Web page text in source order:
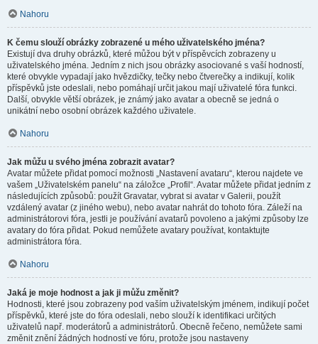
Nahoru
K čemu slouží obrázky zobrazené u mého uživatelského jména?
Existují dva druhy obrázků, které můžou být v příspěvcích zobrazeny u
uživatelského jména. Jedním z nich jsou obrázky asociované s vaší hodností,
které obvykle vypadají jako hvězdičky, tečky nebo čtverečky a indikují, kolik
příspěvků jste odeslali, nebo pomáhají určit jakou mají uživatelé fóra funkci.
Další, obvykle větší obrázek, je známý jako avatar a obecně se jedná o
unikátní nebo osobní obrázek každého uživatele.
Nahoru
Jak můžu u svého jména zobrazit avatar?
Avatar můžete přidat pomocí možnosti „Nastavení avataru“, kterou najdete ve
vašem „Uživatelském panelu“ na záložce „Profil“. Avatar můžete přidat jedním z
následujících způsobů: použít Gravatar, vybrat si avatar v Galerii, použít
vzdálený avatar (z jiného webu), nebo avatar nahrát do tohoto fóra. Záleží na
administrátorovi fóra, jestli je používání avatarů povoleno a jakými způsoby lze
avatary do fóra přidat. Pokud nemůžete avatary používat, kontaktujte
administrátora fóra.
Nahoru
Jaká je moje hodnost a jak ji můžu změnit?
Hodnosti, které jsou zobrazeny pod vaším uživatelským jménem, indikují počet
příspěvků, které jste do fóra odeslali, nebo slouží k identifikaci určitých
uživatelů např. moderátorů a administrátorů. Obecně řečeno, nemůžete sami
změnit znění žádných hodností ve fóru, protože jsou nastaveny